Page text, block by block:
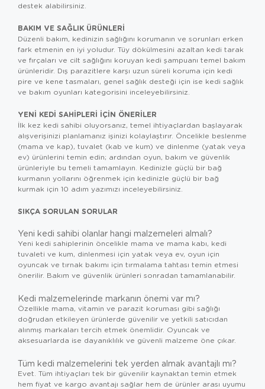
destek alabilirsiniz.
BAKIM VE SAĞLIK ÜRÜNLERI
Düzenli bakım, kedinizin sağlığını korumanın ve sorunları erken
fark etmenin en iyi yoludur. Tüy dökülmesini azaltan kedi tarak
ve fırçaları ve cilt sağlığını koruyan kedi şampuanı temel bakım
ürünleridir. Dış parazitlere karşı uzun süreli koruma için kedi
pire ve kene tasmaları, genel sağlık desteği için ise kedi sağlık
ve bakım oyunları kategorisini inceleyebilirsiniz.
YENI KEDI SAHIPLERI İÇIN ÖNERILER
İlk kez kedi sahibi oluyorsanız, temel ihtiyaçlardan başlayarak
alışverişinizi planlamanız işinizi kolaylaştırır. Öncelikle beslenme
(mama ve kap), tuvalet (kab ve kum) ve dinlenme (yatak veya
ev) ürünlerini temin edin; ardından oyun, bakım ve güvenlik
ürünleriyle bu temeli tamamlayın. Kedinizle güçlü bir bağ
kurmanın yollarını öğrenmek için kedinizle güçlü bir bağ
kurmak için 10 adım yazımızı inceleyebilirsiniz.
SIKÇA SORULAN SORULAR
Yeni kedi sahibi olanlar hangi malzemeleri almalı?
Yeni kedi sahiplerinin öncelikle mama ve mama kabı, kedi
tuvaleti ve kum, dinlenmesi için yatak veya ev, oyun için
oyuncak ve tırnak bakımı için tırmalama tahtası temin etmesi
önerilir. Bakım ve güvenlik ürünleri sonradan tamamlanabilir.
Kedi malzemelerinde markanın önemi var mı?
Özellikle mama, vitamin ve parazit koruması gibi sağlığı
doğrudan etkileyen ürünlerde güvenilir ve yetkili satıcıdan
alınmış markaları tercih etmek önemlidir. Oyuncak ve
aksesuarlarda ise dayanıklılık ve güvenli malzeme öne çıkar.
Tüm kedi malzemelerini tek yerden almak avantajlı mı?
Evet. Tüm ihtiyaçları tek bir güvenilir kaynaktan temin etmek
hem fiyat ve kargo avantajı sağlar hem de ürünler arası uyumu